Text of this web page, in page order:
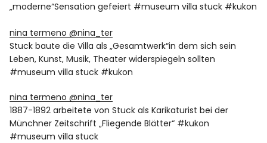
„moderne“Sensation gefeiert #museum villa stuck #kukon
nina termeno ‏@nina_ter
Stuck baute die Villa als „Gesamtwerk“in dem sich sein
Leben, Kunst, Musik, Theater widerspiegeln sollten
#museum villa stuck #kukon
nina termeno ‏@nina_ter
1887-1892 arbeitete von Stuck als Karikaturist bei der
Münchner Zeitschrift „Fliegende Blätter“ #kukon
#museum villa stuck